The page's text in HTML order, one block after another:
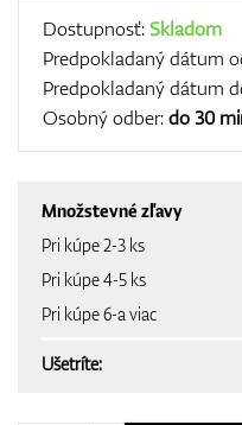
Dostupnosť:Skladom
Predpokladaný dátum
Predpokladaný dátum
Osobný odber:do 30
Množstevné zľavy
Pri kúpe 2-3 ks
Pri kúpe 4-5 ks
Pri kúpe 6-a viac
Ušetríte: